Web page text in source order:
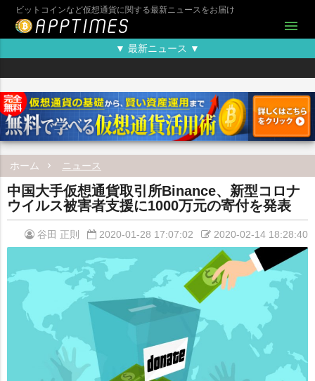
ビットコインなど仮想通貨に関する最新ニュースをお届け
menu
▼ 最新ニュース ▼
ホーム ニュース
中国大手仮想通貨取引所Binance、新型コロナ
ウイルス被害者支援に1000万元の寄付を発表
谷田 正則 2020-01-28 17:07:02 2020-02-14 18:28:40